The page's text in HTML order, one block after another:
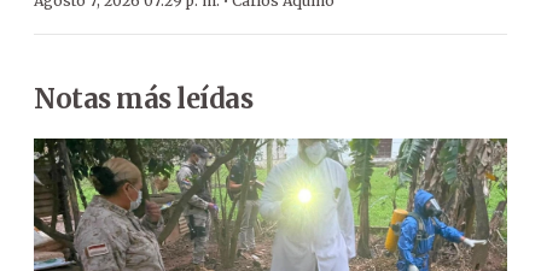
Notas más leídas